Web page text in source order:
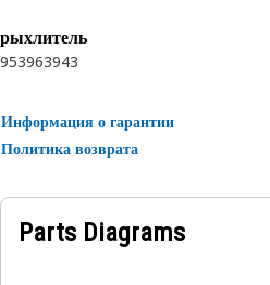
рыхлитель
953963943
Информация о гарантии
Политика возврата
Parts Diagrams